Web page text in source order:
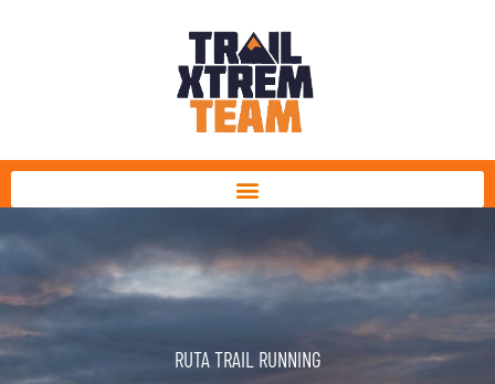
RUTA TRAIL RUNNING